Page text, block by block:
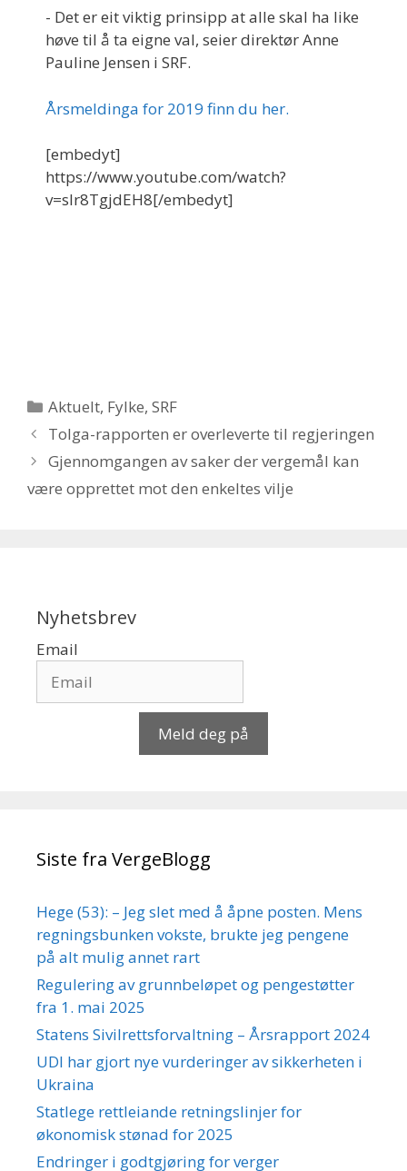
- Det er eit viktig prinsipp at alle skal ha like
høve til å ta eigne val, seier direktør Anne
Pauline Jensen i SRF.
Årsmeldinga for 2019 finn du her.
[embedyt]
https://www.youtube.com/watch?
v=sIr8TgjdEH8[/embedyt]
Kategorier
Aktuelt, Fylke,SRF
Tolga-rapporten er overleverte til regjeringen
Gjennomgangen av saker der vergemål kan
være opprettet mot den enkeltes vilje
Nyhetsbrev
Email
Meld deg på
Siste fra VergeBlogg
Hege (53): – Jeg slet med å åpne posten. Mens
regningsbunken vokste, brukte jeg pengene
på alt mulig annet rart
Regulering av grunnbeløpet og pengestøtter
fra 1. mai 2025
Statens Sivilrettsforvaltning – Årsrapport 2024
UDI har gjort nye vurderinger av sikkerheten i
Ukraina
Statlege rettleiande retningslinjer for
økonomisk stønad for 2025
Endringer i godtgjøring for verger